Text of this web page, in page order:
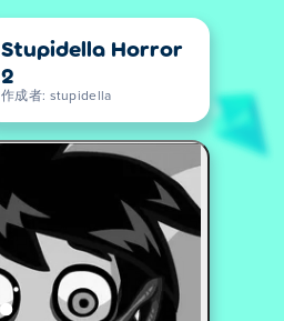
Stupidella Horror
2
作成者: stupidella